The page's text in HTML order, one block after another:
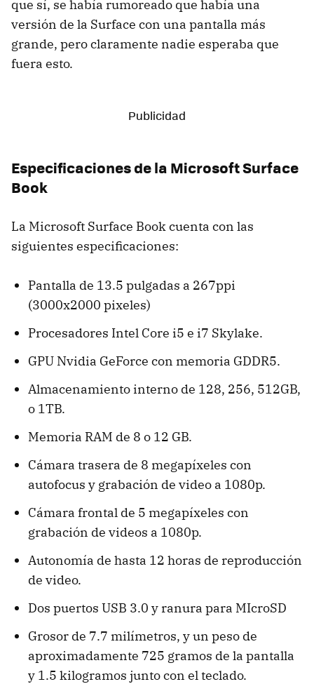
que sí, se había rumoreado que había una
versión de la Surface con una pantalla más
grande, pero claramente nadie esperaba que
fuera esto.
Especificaciones de la Microsoft Surface
Book
La Microsoft Surface Book cuenta con las
siguientes especificaciones:
Pantalla de 13.5 pulgadas a 267ppi
(3000x2000 pixeles)
Procesadores Intel Core i5 e i7 Skylake.
GPU Nvidia GeForce con memoria GDDR5.
Almacenamiento interno de 128, 256, 512GB,
o 1TB.
Memoria RAM de 8 o 12 GB.
Cámara trasera de 8 megapíxeles con
autofocus y grabación de video a 1080p.
Cámara frontal de 5 megapíxeles con
grabación de videos a 1080p.
Autonomía de hasta 12 horas de reproducción
de video.
Dos puertos USB 3.0 y ranura para MIcroSD
Grosor de 7.7 milímetros, y un peso de
aproximadamente 725 gramos de la pantalla
y 1.5 kilogramos junto con el teclado.